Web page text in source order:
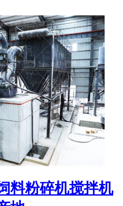
料粉碎机搅拌机